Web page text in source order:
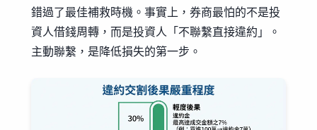
錯過了最佳補救時機。事實上，券商最怕的不是投
資人借錢周轉，而是投資人「不聯繫直接違約」。
主動聯繫，是降低損失的第一步。